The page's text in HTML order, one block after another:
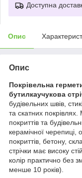
Доступна
Опис
Опис
Покрівельна
бутилкаучукова
будівельних швів,
та скатних
покриттів та
керамічної черепиці,
покриттів, бетону,
стрічки має високу
колір практично без
менше 10 років).